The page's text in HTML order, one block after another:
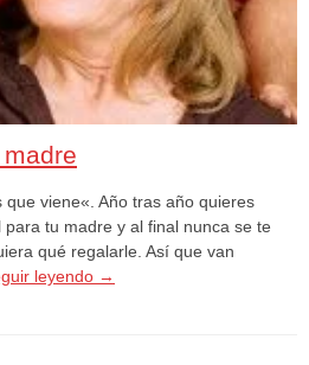
viene«. Año tras año quieres
tu madre y al final nunca se te
qué regalarle. Así que van
leyendo →